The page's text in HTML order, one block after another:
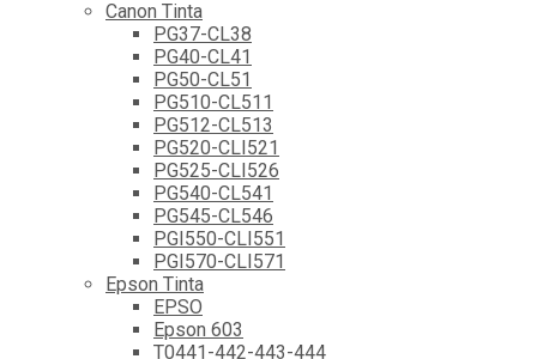
Canon Tinta
PG37-CL38
PG40-CL41
PG50-CL51
PG510-CL511
PG512-CL513
PG520-CLI521
PG525-CLI526
PG540-CL541
PG545-CL546
PGI550-CLI551
PGI570-CLI571
Epson Tinta
EPSO
Epson 603
T0441-442-443-444